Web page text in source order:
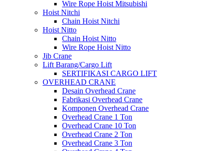
Wire Rope Hoist Mitsubishi
Hoist Nitchi
Chain Hoist Nitchi
Hoist Nitto
Chain Hoist Nitto
Wire Rope Hoist Nitto
Jib Crane
Lift Barang/Cargo Lift
SERTIFIKASI CARGO LIFT
OVERHEAD CRANE
Desain Overhead Crane
Fabrikasi Overhead Crane
Komponen Overhead Crane
Overhead Crane 1 Ton
Overhead Crane 10 Ton
Overhead Crane 2 Ton
Overhead Crane 3 Ton